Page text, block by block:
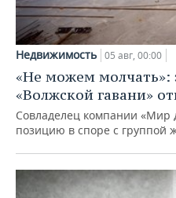
Недвижимость 05 авг, 00:00
«Не можем молчать»:
«Волжской гавани»
Совладелец компании «Мир
позицию в споре с группой